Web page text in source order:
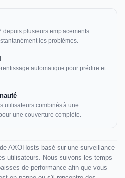
depuis plusieurs emplacements
les problèmes.
automatique pour prédire et
utilisateurs combinés à une
une couverture complète.
AXOHosts basé sur une surveillance
utilisateurs. Nous suivons les temps
de performance afin que vous